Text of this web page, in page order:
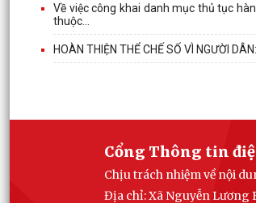
Về việc công khai danh mục thủ tục
thuộc...
HOÀN THIỆN THỂ CHẾ SỐ VÌ NGƯỜI
Cổng Thông tin
Chịu trách nhiệm về nội
Địa chỉ: Xã Nguyễn Lương